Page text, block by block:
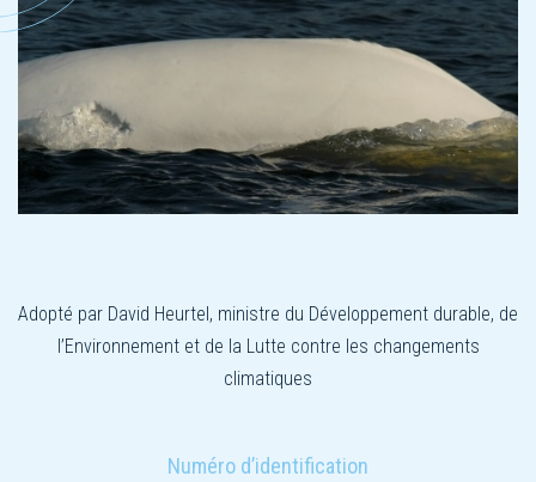
Adopté par David Heurtel, ministre du Développement durable, de
l’Environnement et de la Lutte contre les changements
climatiques
Numéro d’identification